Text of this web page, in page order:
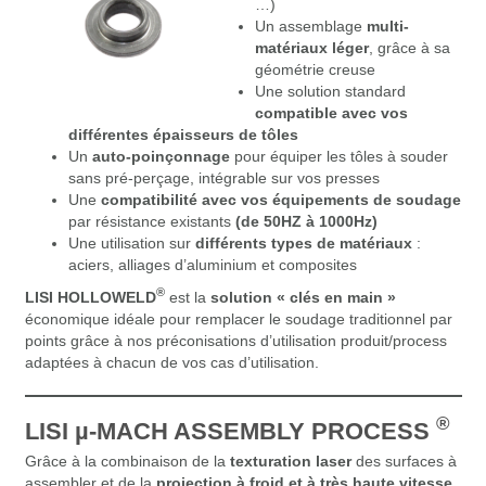
…)
Un assemblage multi-
matériaux léger, grâce à sa
géométrie creuse
Une solution standard
compatible avec vos
différentes épaisseurs de tôles
Un auto-poinçonnage pour équiper les tôles à souder
sans pré-perçage, intégrable sur vos presses
Une compatibilité avec vos équipements de soudage
par résistance existants (de 50HZ à 1000Hz)
Une utilisation sur différents types de matériaux :
aciers, alliages d’aluminium et composites
LISI HOLLOWELD® est la solution « clés en main »
économique idéale pour remplacer le soudage traditionnel par
points grâce à nos préconisations d’utilisation produit/process
adaptées à chacun de vos cas d’utilisation.
LISI µ-MACH ASSEMBLY PROCESS ®
Grâce à la combinaison de la texturation laserdes surfaces à
assembler et de la projection à froid et à très haute vitesse